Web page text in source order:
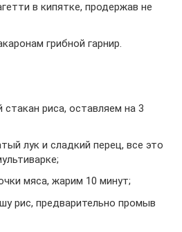
в кипятке, продержав не
грибной гарнир.
риса, оставляем на 3
лук и сладкий перец, все это
мяса, жарим 10 минут;
рис, предварительно промыв